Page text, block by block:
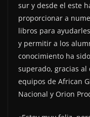
sur y desde el este
proporcionar a
libros para
y permitir a los
conocimiento ha
superado, gracias
equipos de African
Nacional y Orion